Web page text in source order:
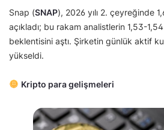
Snap (SNAP), 2026 yılı 2. çeyreğinde
açıkladı; bu rakam analistlerin 1,53-
beklentisini aştı. Şirketin günlük aktif
yükseldi.
Kripto para gelişmeleri